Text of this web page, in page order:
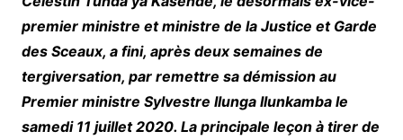
premier ministre et ministre de la Justice et Garde
des Sceaux, a fini, après deux semaines de
tergiversation, par remettre sa démission au
Premier ministre Sylvestre Ilunga Ilunkamba le
samedi 11 juillet 2020. La principale leçon à tirer de